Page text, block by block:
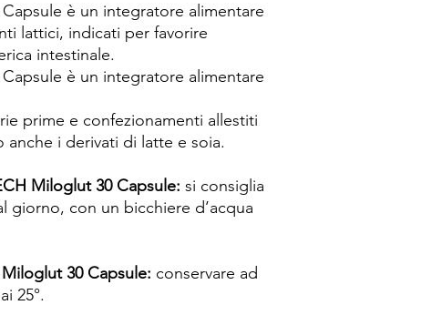
è un integratore alimentare
lattici, indicati per favorire
intestinale.
è un integratore alimentare
prime e confezionamenti allestiti
i derivati di latte e soia.
Miloglut 30 Capsule: si consiglia
giorno, con un bicchiere d’acqua
30 Capsule: conservare ad
25°.